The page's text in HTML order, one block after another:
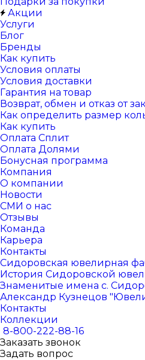
Акции
Услуги
Блог
Бренды
Как купить
Условия оплаты
Условия доставки
Гарантия на товар
Возврат, обмен и отказ от
Как определить размер
Как купить
Оплата Сплит
Оплата Долями
Бонусная программа
Компания
О компании
Новости
СМИ о нас
Отзывы
Команда
Карьера
Контакты
Сидоровская ювелирная
История Сидоровской
Знаменитые имена с.
Александр Кузнецов
Контакты
Коллекции
8-800-222-88-16
Заказать звонок
Задать вопрос